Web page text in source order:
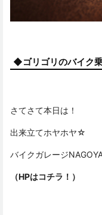
◆ゴリゴリのバイク
さてさて本日は！
出来立てホヤホヤ☆
バイクガレージ
（HPはコチラ！）